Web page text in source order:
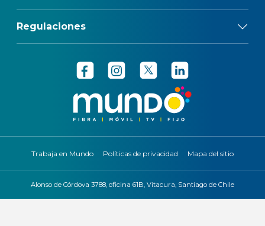
Regulaciones
Trabaja en Mundo Políticas de privacidad Mapa del sitio
Alonso de Córdova 3788, oficina 61B, Vitacura, Santiago de Chile